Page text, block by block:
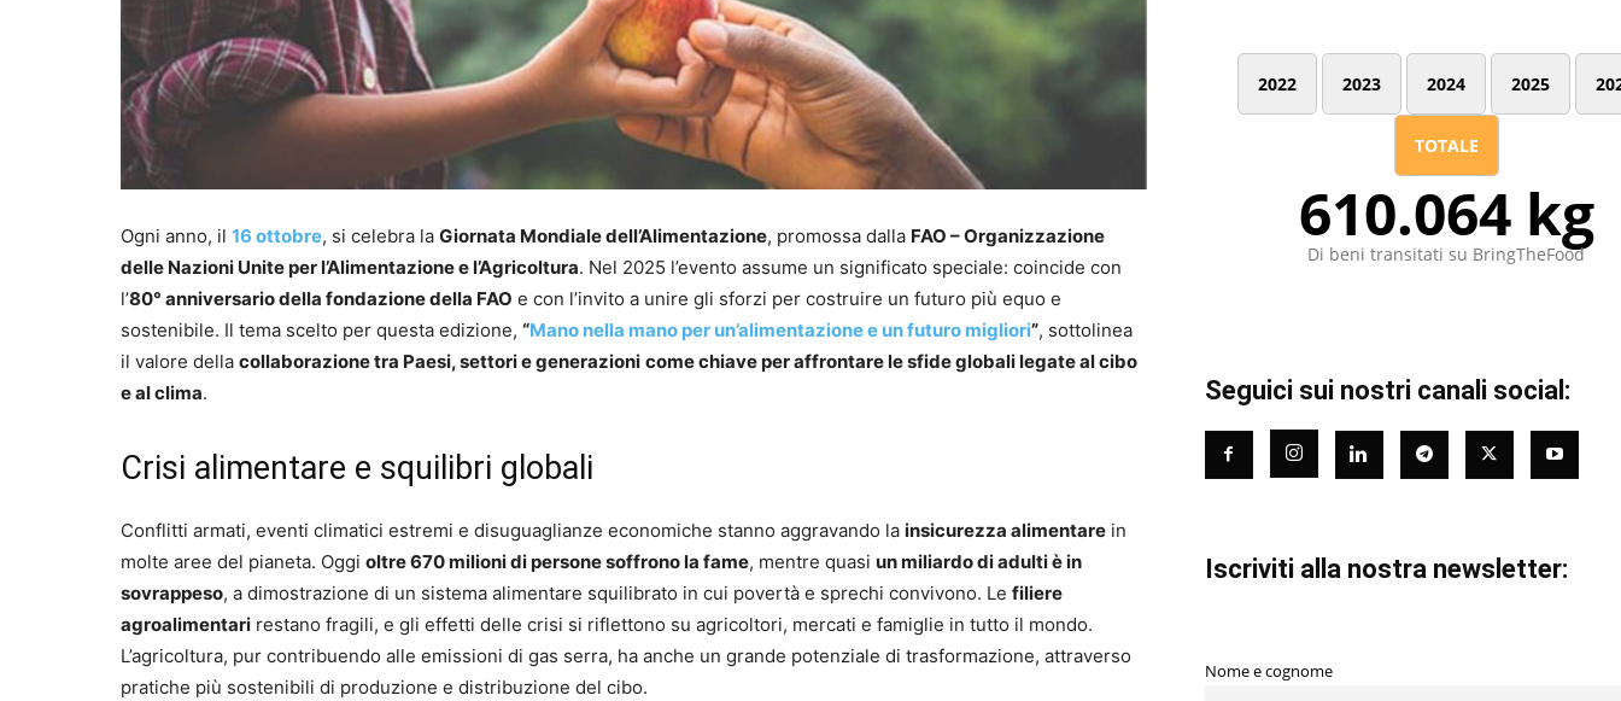
Ogni anno, il 16 ottobre, si celebra la Giornata Mondiale dell’Alimentazione, promossa dalla FAO – Organizzazione
delle Nazioni Unite per l’Alimentazione e l’Agricoltura. Nel 2025 l’evento assume un significato speciale: coincide con
l’80° anniversario della fondazione della FAO e con l’invito a unire gli sforzi per costruire un futuro più equo e
sostenibile. Il tema scelto per questa edizione, “Mano nella mano per un’alimentazione e un futuro migliori”, sottolinea
il valore della collaborazione tra Paesi, settori e generazioni come chiave per affrontare le sfide globali legate al cibo
e al clima.
Crisi alimentare e squilibri globali
Conflitti armati, eventi climatici estremi e disuguaglianze economiche stanno aggravando la insicurezza alimentare in
molte aree del pianeta. Oggi oltre 670 milioni di persone soffrono la fame, mentre quasi un miliardo di adulti è in
sovrappeso, a dimostrazione di un sistema alimentare squilibrato in cui povertà e sprechi convivono. Le filiere
agroalimentari restano fragili, e gli effetti delle crisi si riflettono su agricoltori, mercati e famiglie in tutto il mondo.
L’agricoltura, pur contribuendo alle emissioni di gas serra, ha anche un grande potenziale di trasformazione, attraverso
pratiche più sostenibili di produzione e distribuzione del cibo.
2022 2023 2024 2025
TOTALE
610.064 kg
Di beni transitati su BringTheFood
Seguici sui nostri canali social:
Iscriviti alla nostra newsletter:
Nome e cognome